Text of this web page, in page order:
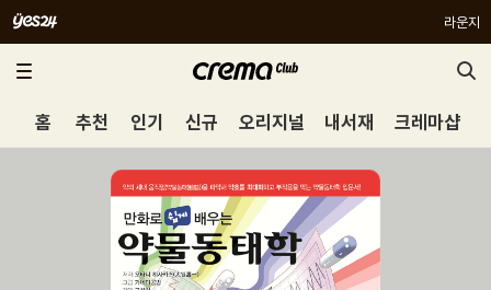
라운지
홈 추천 인기 신규 오리지널 내서재 크레마샵